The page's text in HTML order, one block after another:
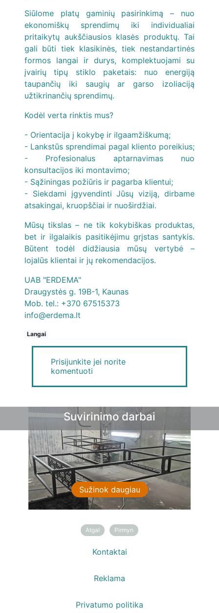
Siūlome platų gaminių pasirinkimą – nuo
ekonomiškų sprendimų iki individualiai
pritaikytų aukščiausios klasės produktų. Tai
gali būti tiek klasikinės, tiek nestandartinės
formos langai ir durys, komplektuojami su
įvairių tipų stiklo paketais: nuo energiją
taupančių iki saugių ar garso izoliaciją
užtikrinančių sprendimų.
Kodėl verta rinktis mus?
- Orientacija į kokybę ir ilgaamžiškumą;
- Lankstūs sprendimai pagal kliento poreikius;
- Profesionalus aptarnavimas nuo
konsultacijos iki montavimo;
- Sąžiningas požiūris ir pagarba klientui;
- Siekdami įgyvendinti Jūsų viziją, dirbame
atsakingai, kruopščiai ir nuoširdžiai.
Mūsų tikslas – ne tik kokybiškas produktas,
bet ir ilgalaikis pasitikėjimu grįstas santykis.
Būtent todėl didžiausia mūsų vertybė –
lojalūs klientai ir jų rekomendacijos.
UAB "ERDEMA"
Draugystės g. 19B-1, Kaunas
Mob. tel.: +370 67515373
info@erdema.lt
Langai
Prisijunkite jei norite
komentuoti
Suvirinimo darbai
Sužinok daugiau
Sprendimai sodui
Sužinok daugiau
Atgal Pirmyn
Kontaktai
Reklama
Privatumo politika